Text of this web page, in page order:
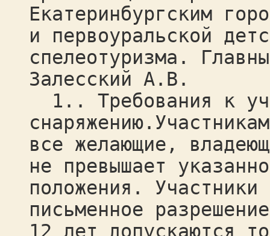
Екатеринбургским
и первоуральской
спелеотуризма.
Залесский А.В.
1.. Требования к
все желающие,
не превышает
положения.
письменное
12 лет допускаются